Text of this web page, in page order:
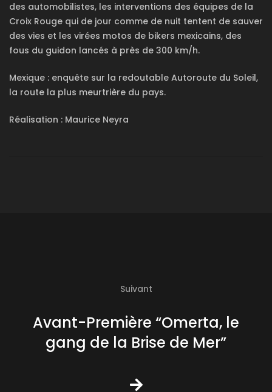
des automobilistes, les interventions des équipes de la
Croix Rouge qui de jour comme de nuit tentent de sauver
des vies et les virées motos de bikers mexicains, des
fous du guidon lancés à près de 300 km/h.
Mexique : enquête sur la redoutable Autoroute du Soleil,
la route la plus meurtrière du pays.
Réalisation : Maurice Neyra
Suivant
Avant-Première “Omerta, le
gang de la Brise de Mer”